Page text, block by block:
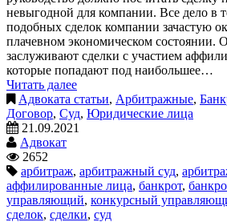
невыгодной для компании. Все дело в
подобных сделок компании зачастую
плачевном экономическом состоянии.
заслуживают сделки с участием
которые попадают под наибольшее…
Читать далее
Адвоката статьи, Арбитражные,
Договор, Суд, Юридические лица
21.09.2021
Адвокат
2652
арбитраж, арбитражный суд,
аффилированные лица, банкрот,
управляющий, конкурсный
сделок, сделки, суд